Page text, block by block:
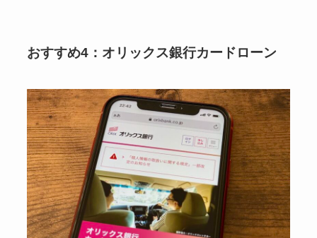
おすすめ4：オリックス銀行カードローン